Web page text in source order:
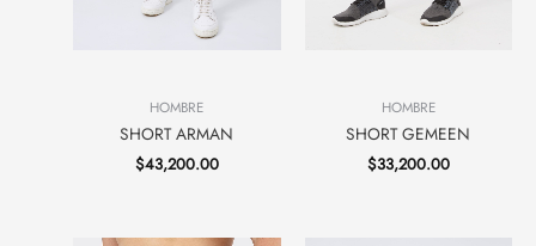
HOMBRE
SHORT ARMAN
$43,200.00
HOMBRE
SHORT GEMEEN
$33,200.00